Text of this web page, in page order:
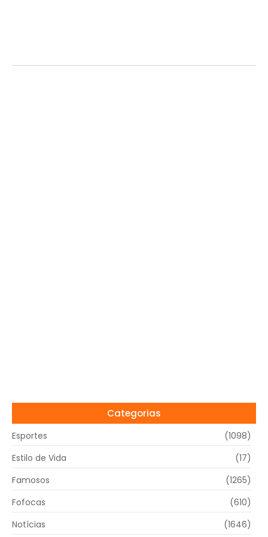
Categorias
Esportes
(1098)
Estilo de Vida
(17)
Famosos
(1265)
Fofocas
(610)
Notícias
(1646)